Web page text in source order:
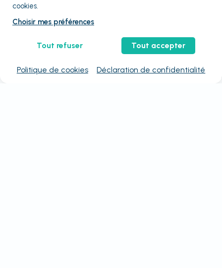
cookies.
Choisir mes préférences
Tout refuser Tout accepter
Politique de cookies Déclaration de confidentialité